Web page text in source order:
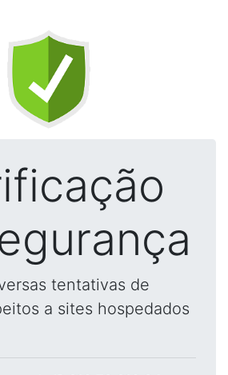
tentativas de
a sites hospedados